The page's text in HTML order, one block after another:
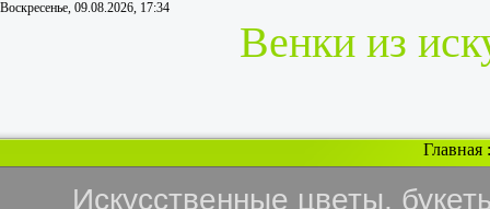
Воскресенье, 09.08.2026, 17:34
Венки из
Главная
Искусственные цветы,